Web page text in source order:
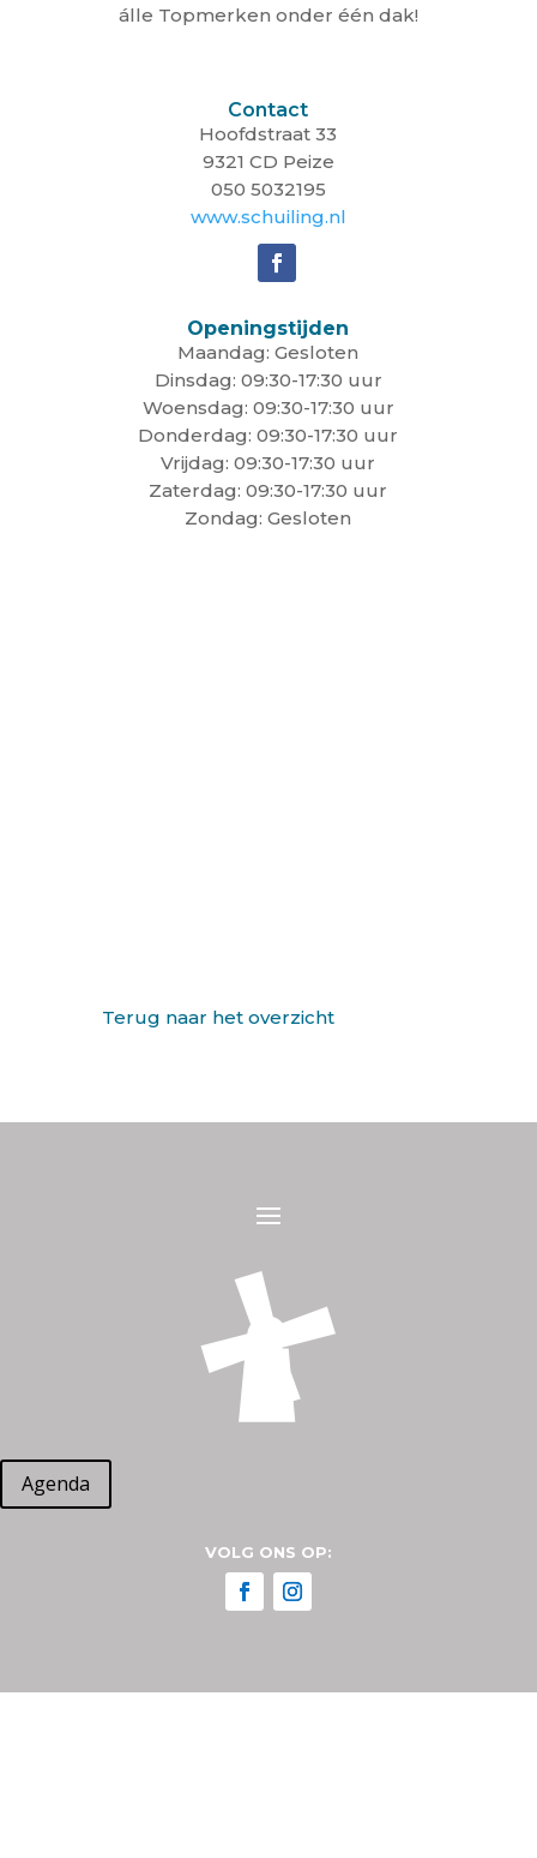
álle Topmerken onder één dak!
Contact
Hoofdstraat 33
9321 CD Peize
050 5032195
www.schuiling.nl
Openingstijden
Maandag: Gesloten
Dinsdag: 09:30-17:30 uur
Woensdag: 09:30-17:30 uur
Donderdag: 09:30-17:30 uur
Vrijdag: 09:30-17:30 uur
Zaterdag: 09:30-17:30 uur
Zondag: Gesloten
Terug naar het overzicht
Agenda
VOLG ONS OP: